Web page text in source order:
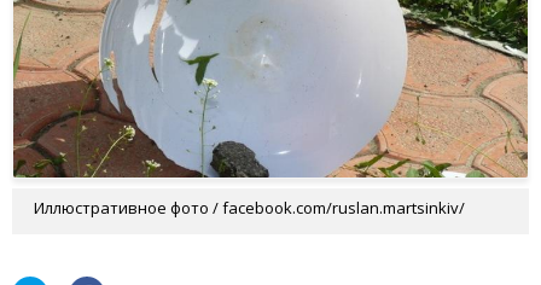
Иллюстративное фото / facebook.com/ruslan.martsinkiv/